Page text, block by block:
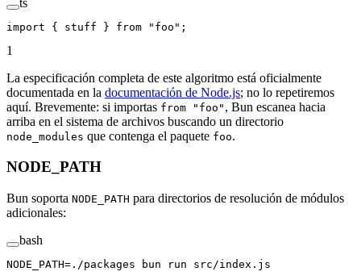
import { stuff } from "foo" ;
1
La especificación completa de este algoritmo está oficialmente
documentada en la documentación de Node.js; no lo repetiremos
aquí. Brevemente: si importas from "foo" , Bun escanea hacia
arriba en el sistema de archivos buscando un directorio
node_modules que contenga el paquete foo.
NODE_PATH
Bun soporta NODE_PATH para directorios de resolución de módulos
adicionales:
bash
NODE_PATH= ./packages bun run src/index.js